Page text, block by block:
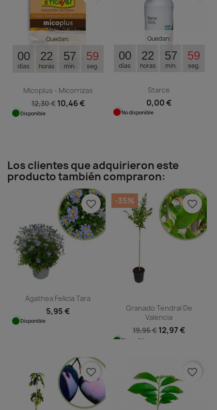
Quedan:
00
días
22
horas
57
min.
58
seg.
Micoplus - Micorrizas
12,30 € 10,46 €
Disponible
Quedan:
00
días
22
horas
57
min.
58
seg.
Starce
0,00 €
No disponible
Los clientes que adquirieron este
producto también compraron:
Agathea Felicia Tara
5,95 €
Disponible
favorite_border
Granado Tendral De
Valencia
19,95 €12,97 €
Disponible
-35% favorite_border
favorite_border favorite_border